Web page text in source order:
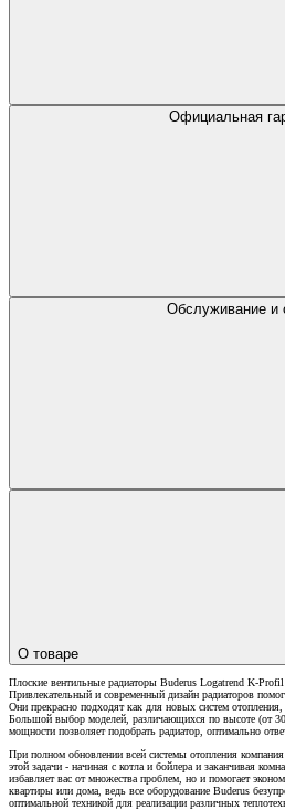
Официальная
Обслуживание и
О товаре
Плоские вентильные радиаторы Buderus Logatrend K-
Привлекательный и современный дизайн радиаторов
Они прекрасно подходят как для новых систем
Большой выбор моделей, различающихся по высоте (от
мощности позволяет подобрать радиатор, оптимально
При полном обновлении всей системы отопления компания
этой задачи - начиная с котла и бойлера и заканчивая
избавляет вас от множества проблем, но и помогает
квартиры или дома, ведь все оборудование Buderus
оптимальной техникой для реализации различных